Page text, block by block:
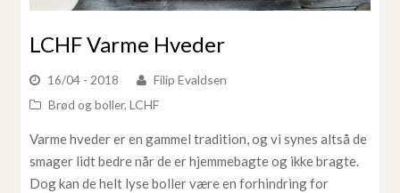
LCHF Varme Hveder
16/04 - 2018
Filip Evaldsen
Brød og boller,LCHF
Varme hveder er en gammel tradition, og vi synes altså de
smager lidt bedre når de er hjemmebagte og ikke bragte.
Dog kan de helt lyse boller være en forhindring for